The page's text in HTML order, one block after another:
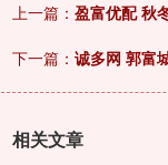
上一篇： 盈富优配 秋
下一篇： 诚多网 郭富
相关文章